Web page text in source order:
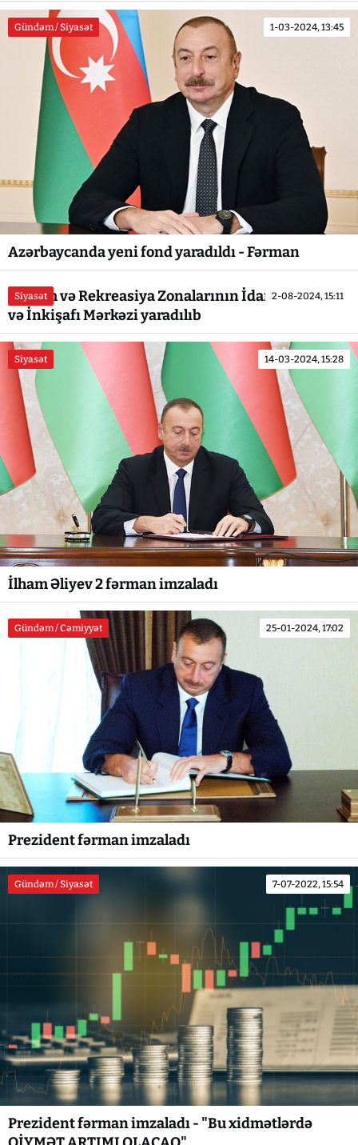
Gündəm / Siyasət 1-03-2024, 13:45
Azərbaycanda yeni fond yaradıldı - Fərman
Siyasət 2-08-2024, 15:11
Turizm və Rekreasiya Zonalarının İdarə Edilməsi
və İnkişafı Mərkəzi yaradılıb
Siyasət 14-03-2024, 15:28
İlham Əliyev 2 fərman imzaladı
Gündəm / Cəmiyyət 25-01-2024, 17:02
Prezident fərman imzaladı
Gündəm / Siyasət 7-07-2022, 15:54
Prezident fərman imzaladı - "Bu xidmətlərdə